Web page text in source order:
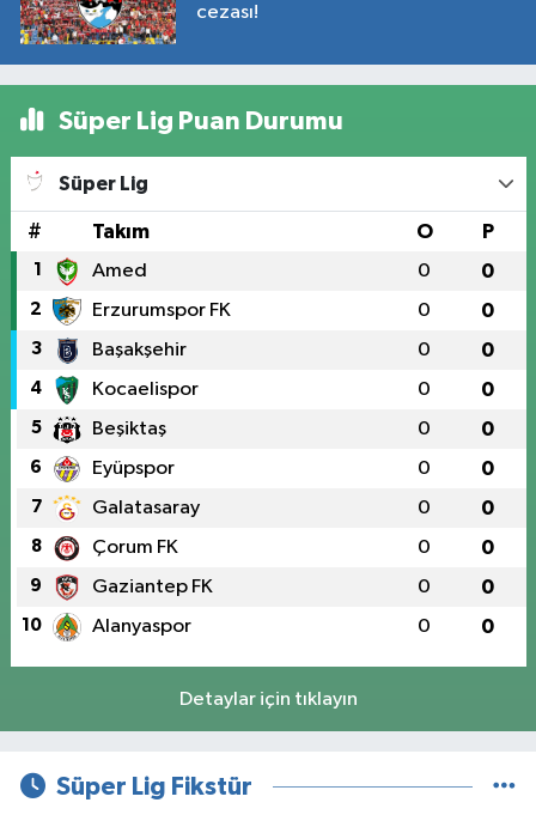
cezası!
Süper Lig Puan Durumu
Süper Lig
# Takım O P
1 Amed 0 0
2 Erzurumspor FK 0 0
3 Başakşehir 0 0
4 Kocaelispor 0 0
5 Beşiktaş 0 0
6 Eyüpspor 0 0
7 Galatasaray 0 0
8 Çorum FK 0 0
9 Gaziantep FK 0 0
10 Alanyaspor 0 0
Detaylar için tıklayın
Süper Lig Fikstür